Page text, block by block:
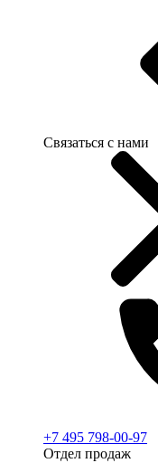
Связаться с нами
+7 495 798-00-97
Отдел продаж